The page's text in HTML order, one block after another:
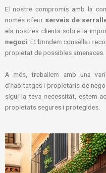
El nostre compromís amb la
només oferir serveis de
els nostres clients sobre la
negoci . Et brindem consells i
propietat de possibles amenaces.
A més, treballem amb una
d'habitatges i propietaris de
sigui la teva necessitat, estem
propietats segures i protegides.